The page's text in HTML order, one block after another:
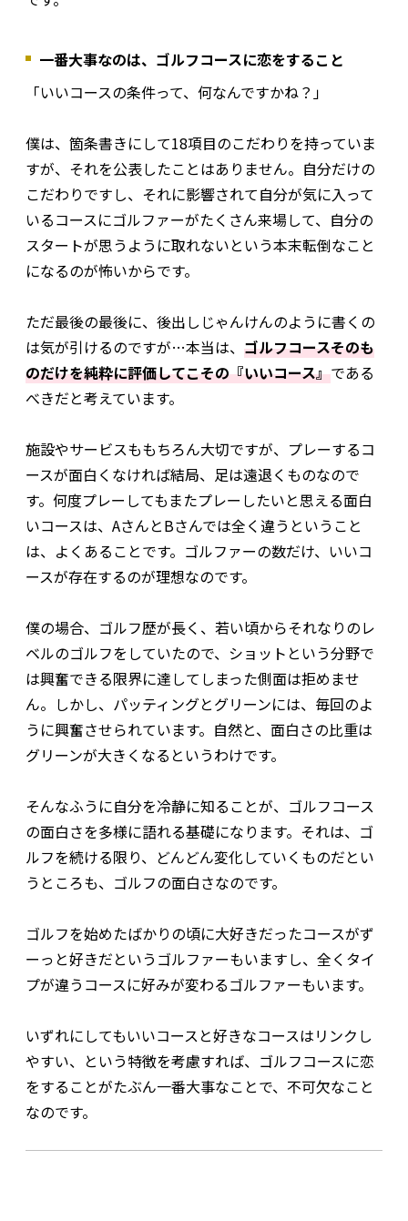
一番大事なのは、ゴルフコースに恋をすること
「いいコースの条件って、何なんですかね？」
僕は、箇条書きにして18項目のこだわりを持っていま
すが、それを公表したことはありません。自分だけの
こだわりですし、それに影響されて自分が気に入って
いるコースにゴルファーがたくさん来場して、自分の
スタートが思うように取れないという本末転倒なこと
になるのが怖いからです。
ただ最後の最後に、後出しじゃんけんのように書くの
は気が引けるのですが…本当は、 ゴルフコースそのも
のだけを純粋に評価してこその『いいコース』である
べきだと考えています。
施設やサービスももちろん大切ですが、プレーするコ
ースが面白くなければ結局、足は遠退くものなので
す。何度プレーしてもまたプレーしたいと思える面白
いコースは、AさんとBさんでは全く違うということ
は、よくあることです。ゴルファーの数だけ、いいコ
ースが存在するのが理想なのです。
僕の場合、ゴルフ歴が長く、若い頃からそれなりのレ
ベルのゴルフをしていたので、ショットという分野で
は興奮できる限界に達してしまった側面は拒めませ
ん。しかし、パッティングとグリーンには、毎回のよ
うに興奮させられています。自然と、面白さの比重は
グリーンが大きくなるというわけです。
そんなふうに自分を冷静に知ることが、ゴルフコース
の面白さを多様に語れる基礎になります。それは、ゴ
ルフを続ける限り、どんどん変化していくものだとい
うところも、ゴルフの面白さなのです。
ゴルフを始めたばかりの頃に大好きだったコースがず
ーっと好きだというゴルファーもいますし、全くタイ
プが違うコースに好みが変わるゴルファーもいます。
いずれにしてもいいコースと好きなコースはリンクし
やすい、という特徴を考慮すれば、ゴルフコースに恋
をすることがたぶん一番大事なことで、不可欠なこと
なのです。